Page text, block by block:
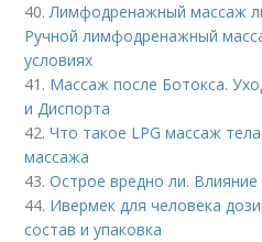
40.Лимфодренажный массаж
Ручной лимфодренажный
условиях
41. Массаж после Ботокса.
и Диспорта
42.Что такое LPG массаж
массажа
43.Острое вредно ли.
44. Ивермек для человека
состав и упаковка